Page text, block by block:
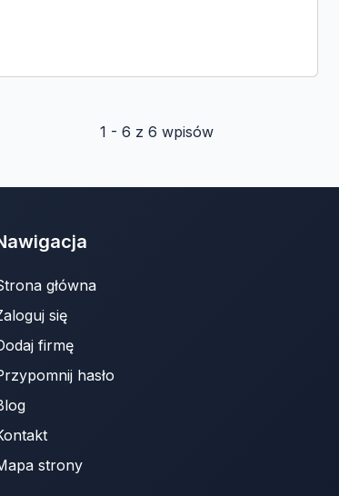
1 - 6 z 6 wpisów
główna
się
firmę
hasło
strony